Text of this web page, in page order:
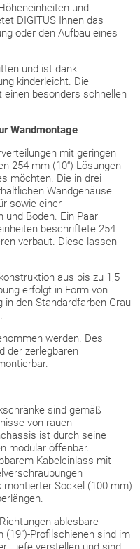
und
DIGITUS Ihnen das
oder den Aufbau eines
und ist dank
kinderleicht. Die
besonders schnellen
Wandmontage
mit geringen
254 mm (10“)-Lösungen
möchten. Die in drei
Wandgehäuse
sowie einer
und Boden. Ein Paar
beschriftete 254
verbaut. Diese lassen
aus bis zu 1,5
erfolgt in Form von
den Standardfarben Grau
werden. Des
der zerlegbaren
sind gemäß
von rauen
ist durch seine
modular öffenbar.
Kabeleinlass mit
Sockel (100 mm)
ablesbare
Profilschienen sind im